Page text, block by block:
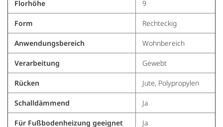
Florhöhe 9
Form Rechteckig
Anwendungsbereich Wohnbereich
Verarbeitung Gewebt
Rücken Jute, Polypropylen
Schalldämmend Ja
Für Fußbodenheizung geeignet Ja